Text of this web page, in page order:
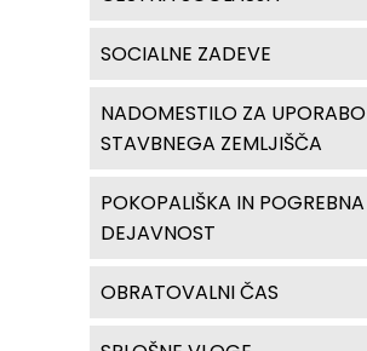
SOCIALNE ZADEVE
NADOMESTILO ZA UPORABO
STAVBNEGA ZEMLJIŠČA
POKOPALIŠKA IN POGREBNA
DEJAVNOST
OBRATOVALNI ČAS